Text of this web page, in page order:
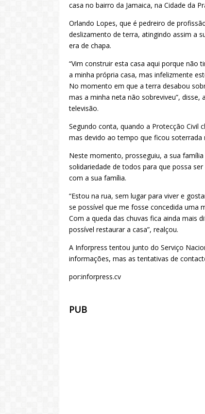
casa no bairro da Jamaica, na Cidade da
Orlando Lopes, que é pedreiro de
deslizamento de terra, atingindo assim a
era de chapa.
“Vim construir esta casa aqui porque não
a minha própria casa, mas infelizmente
No momento em que a terra desabou
mas a minha neta não sobreviveu”,
televisão.
Segundo conta, quando a Protecção Civil
mas devido ao tempo que ficou soterrada
Neste momento, prosseguiu, a sua
solidariedade de todos para que possa
com a sua família.
“Estou na rua, sem lugar para viver e
se possível que me fosse concedida uma
Com a queda das chuvas fica ainda mais
possível restaurar a casa”, realçou.
A Inforpress tentou junto do Serviço
informações, mas as tentativas de
por:inforpress.cv
PUB